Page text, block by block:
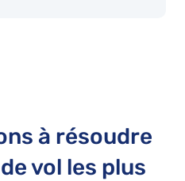
à résoudre
vol les plus